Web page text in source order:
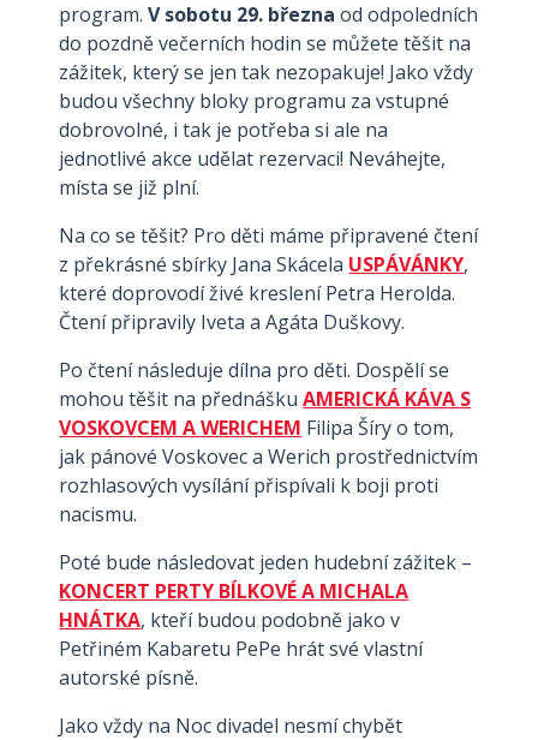
program.V sobotu 29. března od odpoledních
do pozdně večerních hodin se můžete těšit na
zážitek, který se jen tak nezopakuje! Jako vždy
budou všechny bloky programu za vstupné
dobrovolné, i tak je potřeba si ale na
jednotlivé akce udělat rezervaci! Neváhejte,
místa se již plní.
Na co se těšit? Pro děti máme připravené čtení
z překrásné sbírky Jana Skácela USPÁVÁNKY,
které doprovodí živé kreslení Petra Herolda.
Čtení připravily Iveta a Agáta Duškovy.
Po čtení následuje dílna pro děti. Dospělí se
mohou těšit na přednáškuAMERICKÁ KÁVA S
VOSKOVCEM A WERICHEM Filipa Šíry o tom,
jak pánové Voskovec a Werich prostřednictvím
rozhlasových vysílání přispívali k boji proti
nacismu.​
Poté bude následovat jeden hudební zážitek –
KONCERT PERTY BÍLKOVÉ A MICHALA
HNÁTKA, kteří budou podobně jako v
Petřiném Kabaretu PePe hrát své vlastní
autorské písně.
Jako vždy na Noc divadel nesmí chybět